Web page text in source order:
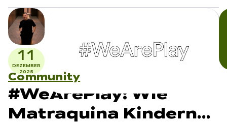
11
DEZEMBER
2025
Community
#WeArePlay: Wie
Matraquina Kindern